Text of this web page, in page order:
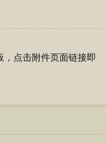
，点击附件页面链接即